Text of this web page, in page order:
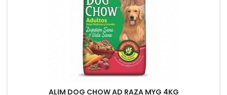
ALIM DOG CHOW AD RAZA MYG 4KG